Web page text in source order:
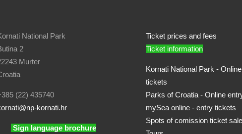
National Park
2
Murter
(22) 435740
@np-kornati.hr
Sign language brochure
Ticket prices and fees
Ticket information
Kornati National Park -
tickets
Parks of Croatia - Online
mySea online - entry tickets
Spots of comission ticket